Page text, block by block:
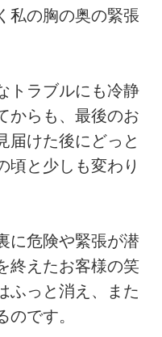
私の胸の奥の緊張
トラブルにも冷静
からも、最後のお
届けた後にどっと
頃と少しも変わり
に危険や緊張が潜
終えたお客様の笑
ふっと消え、また
です。